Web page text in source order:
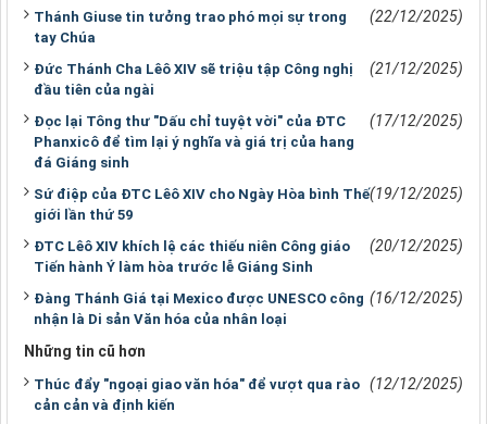
Thánh Giuse tin tưởng trao phó mọi sự trong
tay Chúa
(22/12/2025)
Đức Thánh Cha Lêô XIV sẽ triệu tập Công nghị
đầu tiên của ngài
(21/12/2025)
Đọc lại Tông thư "Dấu chỉ tuyệt vời" của ĐTC
Phanxicô để tìm lại ý nghĩa và giá trị của hang
đá Giáng sinh
(17/12/2025)
Sứ điệp của ĐTC Lêô XIV cho Ngày Hòa bình Thế
giới lần thứ 59
(19/12/2025)
ĐTC Lêô XIV khích lệ các thiếu niên Công giáo
Tiến hành Ý làm hòa trước lễ Giáng Sinh
(20/12/2025)
Đàng Thánh Giá tại Mexico được UNESCO công
nhận là Di sản Văn hóa của nhân loại
(16/12/2025)
Những tin cũ hơn
Thúc đẩy "ngoại giao văn hóa" để vượt qua rào
cản cản và định kiến
(12/12/2025)